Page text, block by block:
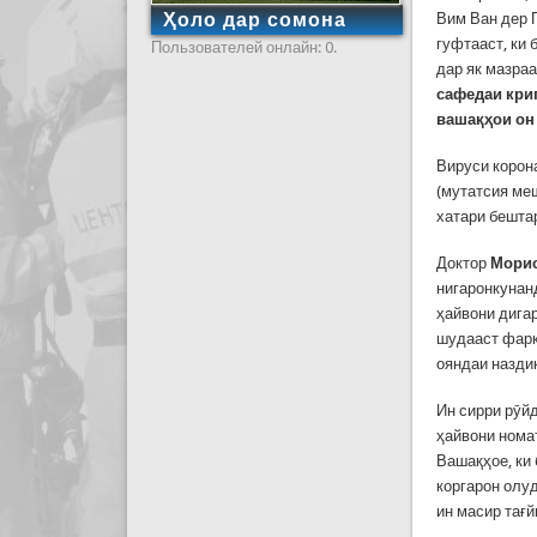
Вим Ван дер
гуфтааст, ки
дар як
сафедаи
вашақҳои он
Вируси
(мутатсия
хатари
Доктор
ҳайвони
шудааст
ояндаи
Ин сирри
ҳайвони
Вашақҳое,
коргарон
ин масир
Ҳоло дар сомона
Пользователей онлайн: 0.